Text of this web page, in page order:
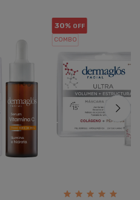
30% OFF
COMBO